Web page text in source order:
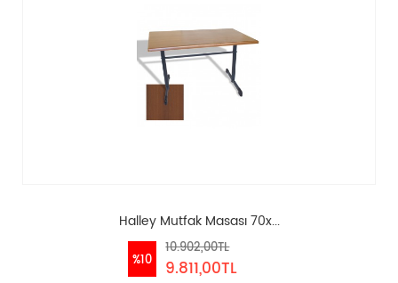
Halley Mutfak Masası 70x...
%10
10.902,00TL
9.811,00TL